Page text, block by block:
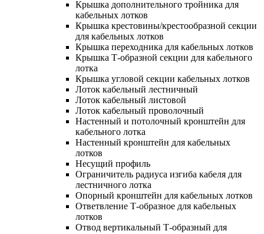
Крышка дополнительного тройника для
кабельных лотков
Крышка крестовины/крестообразной секции
для кабельных лотков
Крышка переходника для кабельных лотков
Крышка Т-образной секции для кабельного
лотка
Крышка угловой секции кабельных лотков
Лоток кабельный лестничный
Лоток кабельный листовой
Лоток кабельный проволочный
Настенный и потолочный кронштейн для
кабельного лотка
Настенный кронштейн для кабельных
лотков
Несущий профиль
Ограничитель радиуса изгиба кабеля для
лестничного лотка
Опорный кронштейн для кабельных лотков
Ответвление Т-образное для кабельных
лотков
Отвод вертикальный Т-образный для